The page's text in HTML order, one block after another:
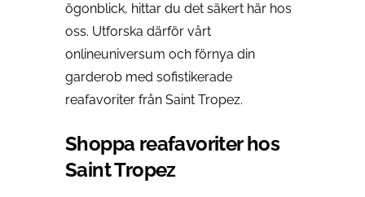
ögonblick, hittar du det säkert här hos
oss. Utforska därför vårt
onlineuniversum och förnya din
garderob med sofistikerade
reafavoriter från Saint Tropez.
Shoppa reafavoriter hos
Saint Tropez